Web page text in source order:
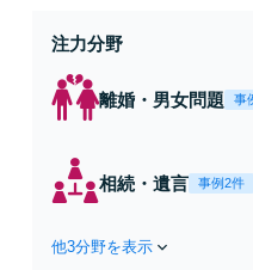
注力分野
離婚・男女問題 事
相続・遺言 事例2件
他3分野を表示